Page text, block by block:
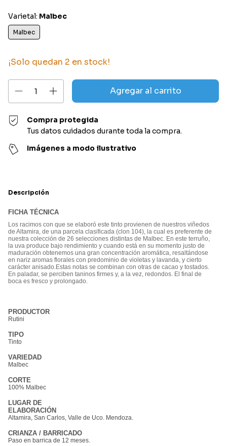
Varietal: Malbec
Malbec
¡Solo quedan 2 en stock!
Compra protegida
Tus datos cuidados durante toda la compra.
Imágenes a modo ilustrativo
Descripción
FICHA TÉCNICA
Los racimos con que se elaboró este tinto provienen de nuestros viñedos
de Altamira, de una parcela clasificada (clon 104), la cual es preferente de
nuestra colección de 26 selecciones distintas de Malbec. En este terruño,
la uva produce bajo rendimiento y cuando está en su momento justo de
maduración obtenemos una gran concentración aromática, resaltándose
en nariz aromas florales con predominio de violetas y lavanda, y cierto
carácter anisado.Estas notas se combinan con otras de cacao y tostados.
En paladar, se perciben taninos firmes y, a la vez, redondos. El final de
boca es fresco y prolongado.
PRODUCTOR
Rutini
TIPO
Tinto
VARIEDAD
Malbec
CORTE
100% Malbec
LUGAR DE
ELABORACIÓN
Altamira, San Carlos, Valle de Uco. Mendoza.
CRIANZA / BARRICADO
Paso en barrica de 12 meses.